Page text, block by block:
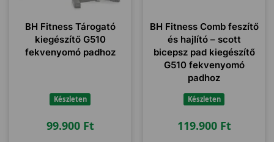
BH Fitness Tárogató
kiegészítő G510
fekvenyomó padhoz
Készleten
99.900 Ft
BH Fitness Comb feszítő
és hajlító – scott
bicepsz pad kiegészítő
G510 fekvenyomó
padhoz
Készleten
119.900 Ft